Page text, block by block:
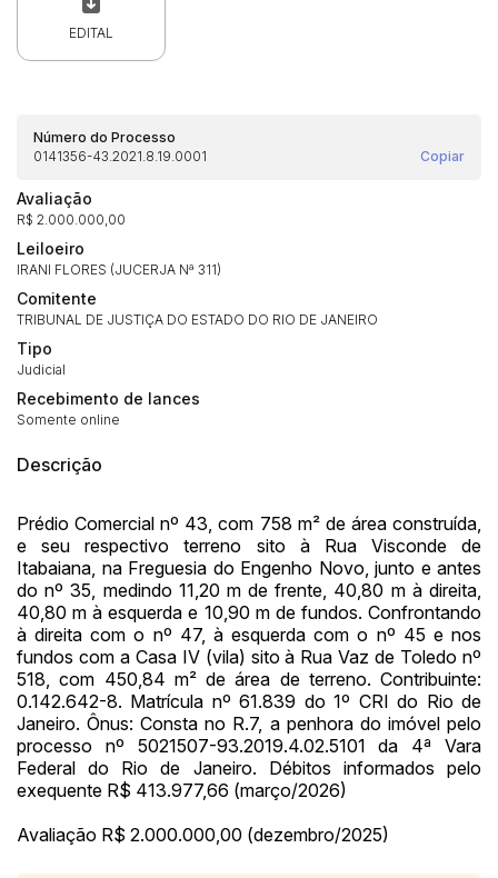
EDITAL
Número do Processo
0141356-43.2021.8.19.0001
Copiar
Avaliação
R$ 2.000.000,00
Leiloeiro
IRANI FLORES (JUCERJA Nª 311)
Comitente
TRIBUNAL DE JUSTIÇA DO ESTADO DO RIO DE JANEIRO
Tipo
Judicial
Recebimento de lances
Somente online
Descrição
Prédio Comercial nº 43, com 758 m² de área construída,
e seu respectivo terreno sito à Rua Visconde de
Itabaiana, na Freguesia do Engenho Novo, junto e antes
do nº 35, medindo 11,20 m de frente, 40,80 m à direita,
40,80 m à esquerda e 10,90 m de fundos. Confrontando
à direita com o nº 47, à esquerda com o nº 45 e nos
fundos com a Casa IV (vila) sito à Rua Vaz de Toledo nº
518, com 450,84 m² de área de terreno. Contribuinte:
0.142.642-8. Matrícula nº 61.839 do 1º CRI do Rio de
Janeiro. Ônus: Consta no R.7, a penhora do imóvel pelo
processo nº 5021507-93.2019.4.02.5101 da 4ª Vara
Federal do Rio de Janeiro. Débitos informados pelo
exequente R$ 413.977,66 (março/2026)
Avaliação R$ 2.000.000,00 (dezembro/2025)
Envie sua Proposta
Data
Habilite-se para efetuar lances ou
propostas